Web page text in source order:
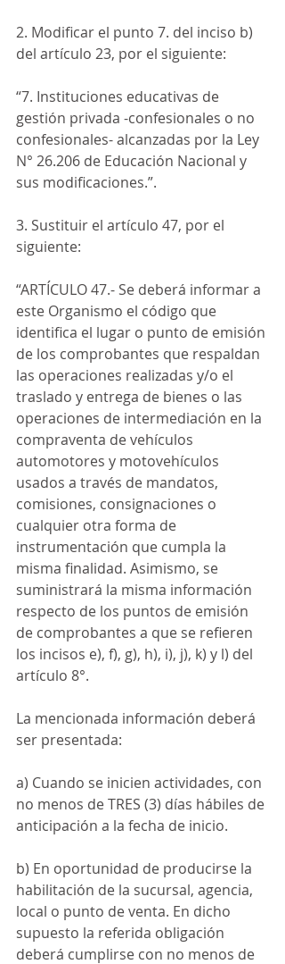
2. Modificar el punto 7. del inciso b)
del artículo 23, por el siguiente:
“7. Instituciones educativas de
gestión privada -confesionales o no
confesionales- alcanzadas por la Ley
N° 26.206 de Educación Nacional y
sus modificaciones.”.
3. Sustituir el artículo 47, por el
siguiente:
“ARTÍCULO 47.- Se deberá informar a
este Organismo el código que
identifica el lugar o punto de emisión
de los comprobantes que respaldan
las operaciones realizadas y/o el
traslado y entrega de bienes o las
operaciones de intermediación en la
compraventa de vehículos
automotores y motovehículos
usados a través de mandatos,
comisiones, consignaciones o
cualquier otra forma de
instrumentación que cumpla la
misma finalidad. Asimismo, se
suministrará la misma información
respecto de los puntos de emisión
de comprobantes a que se refieren
los incisos e), f), g), h), i), j), k) y l) del
artículo 8°.
La mencionada información deberá
ser presentada:
a) Cuando se inicien actividades, con
no menos de TRES (3) días hábiles de
anticipación a la fecha de inicio.
b) En oportunidad de producirse la
habilitación de la sucursal, agencia,
local o punto de venta. En dicho
supuesto la referida obligación
deberá cumplirse con no menos de